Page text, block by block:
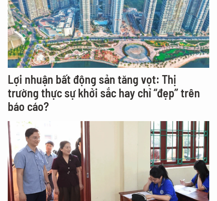
Lợi nhuận bất động sản tăng vọt: Thị
trường thực sự khởi sắc hay chỉ “đẹp” trên
báo cáo?